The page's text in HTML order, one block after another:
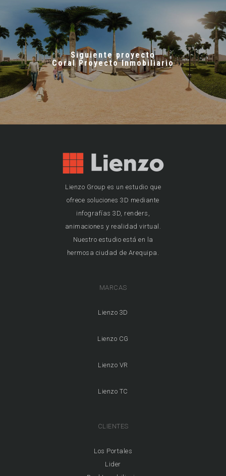
Siguiente proyecto
Coral Proyecto Inmobiliario
Lienzo Group es un estudio que
ofrece soluciones 3D mediante
infografías 3D, renders,
animaciones y realidad virtual.
Nuestro estudio está en la
hermosa ciudad de Arequipa.
MARCAS
Lienzo 3D
Lienzo CG
Lienzo VR
Lienzo TC
CLIENTES
Los Portales
Lider